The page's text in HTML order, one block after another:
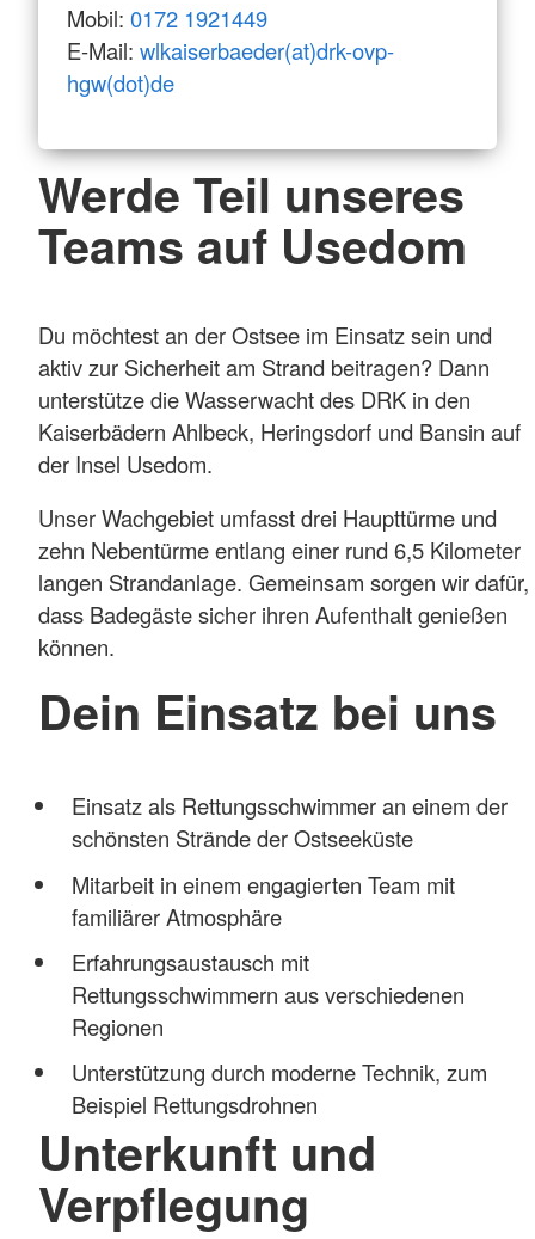
Mobil: 0172 1921449
E-Mail: wlkaiserbaeder(at)drk-ovp-
hgw(dot)de
Werde Teil unseres
Teams auf Usedom
Du möchtest an der Ostsee im Einsatz sein und
aktiv zur Sicherheit am Strand beitragen? Dann
unterstütze die Wasserwacht des DRK in den
Kaiserbädern Ahlbeck, Heringsdorf und Bansin auf
der Insel Usedom.
Unser Wachgebiet umfasst drei Haupttürme und
zehn Nebentürme entlang einer rund 6,5 Kilometer
langen Strandanlage. Gemeinsam sorgen wir dafür,
dass Badegäste sicher ihren Aufenthalt genießen
können.
Dein Einsatz bei uns
Einsatz als Rettungsschwimmer an einem der
schönsten Strände der Ostseeküste
Mitarbeit in einem engagierten Team mit
familiärer Atmosphäre
Erfahrungsaustausch mit
Rettungsschwimmern aus verschiedenen
Regionen
Unterstützung durch moderne Technik, zum
Beispiel Rettungsdrohnen
Unterkunft und
Verpflegung